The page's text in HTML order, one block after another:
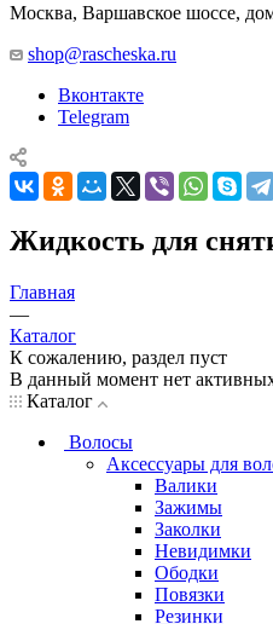
Москва, Варшавское шоссе,
shop@rascheska.ru
Вконтакте
Telegram
Жидкость для
Главная
—
Каталог
К сожалению, раздел пуст
В данный момент нет
Каталог
Волосы
Аксессуары для
Валики
Зажимы
Заколки
Невидимки
Ободки
Повязки
Резинки